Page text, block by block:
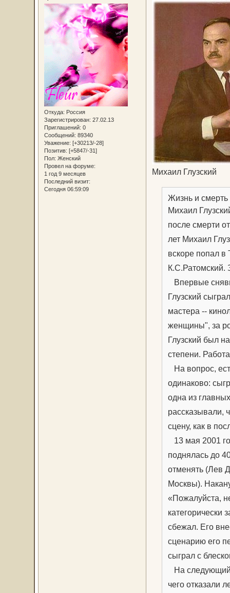
Откуда: Россия
Зарегистрирован: 27.02.13
Приглашений: 0
Сообщений: 89340
Уважение: [+30213/-28]
Позитив: [+5847/-31]
Пол: Женский
Провел на форуме:
1 год 9 месяцев
Последний визит:
Сегодня 06:59:09
Михаил Глузский
Жизнь и смерть
Михаил
после смерти
лет Михаил
вскоре попал
К.С.Ратомский.
Впервые
Глузский
мастера --
женщины", за
Глузский был
степени.
На вопрос,
одинаково:
одна из
рассказывали,
сцену, как в
13 мая 2001
поднялась до
отменять (Лев
Москвы).
«Пожалуйста,
категорически
сбежал. Его
сценарию его
сыграл с
На следующий
чего отказали